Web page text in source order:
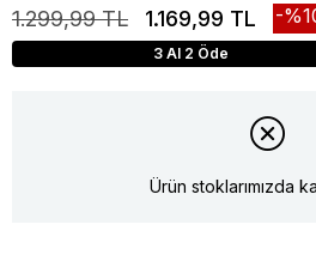
1.299,99 TL 1.169,99 TL
3 Al 2 Öde
Ürün stoklarımızda